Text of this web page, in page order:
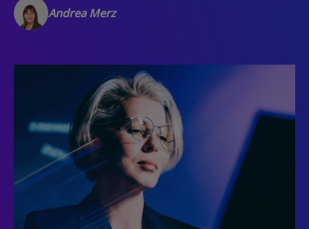
Andrea Merz